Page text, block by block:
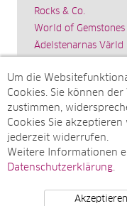
Rocks & Co.
World of Gemstones
Ädelstenarnas Värld
Impressum
SITEMAP
Sitemap
Monatsarchive
Top-Artikel
Um die
Cookies. Sie können
zustimmen,
Cookies Sie
jederzeit widerrufen.
Weitere Informationen
Datenschutzerklärung.
Akzeptieren